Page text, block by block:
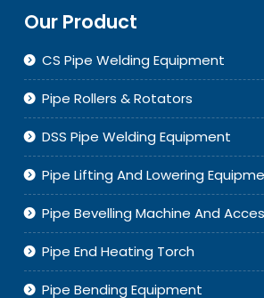
Our Product
CS Pipe Welding Equipment
Pipe Rollers & Rotators
DSS Pipe Welding Equipment
Pipe Lifting And Lowering
Pipe Bevelling Machine And
Pipe End Heating Torch
Pipe Bending Equipment